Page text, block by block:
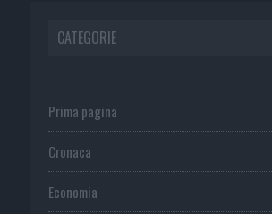
CATEGORIE
Prima pagina
Cronaca
Economia